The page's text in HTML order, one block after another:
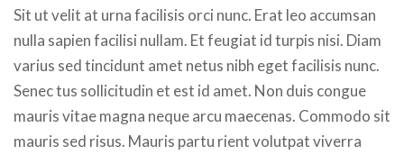
Sit ut velit at urna facilisis orci nunc. Erat leo accumsan
nulla sapien facilisi nullam. Et feugiat id turpis nisi. Diam
varius sed tincidunt amet netus nibh eget facilisis nunc.
Senec tus sollicitudin et est id amet. Non duis congue
mauris vitae magna neque arcu maecenas. Commodo sit
mauris sed risus. Mauris partu rient volutpat viverra